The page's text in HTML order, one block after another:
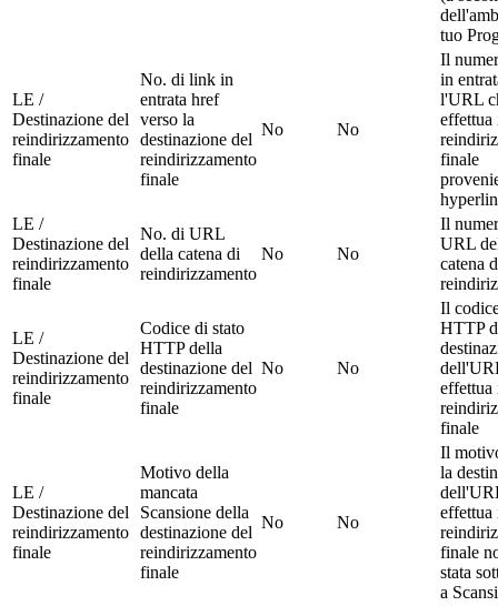
tuo
LE /
Destinazione del
reindirizzamento
finale
No. di link in
entrata href
verso la
destinazione del
reindirizzamento
finale
No No
Il
in
l'URL
effettua
finale
LE /
Destinazione del
reindirizzamento
finale
No. di URL
della catena di
reindirizzamento
No No
Il
URL
catena
LE /
Destinazione del
reindirizzamento
finale
Codice di stato
HTTP della
destinazione del
reindirizzamento
finale
No No
Il
HTTP
effettua
finale
LE /
Destinazione del
reindirizzamento
finale
Motivo della
mancata
Scansione della
destinazione del
reindirizzamento
finale
No No
Il
la
effettua
finale
stata
a